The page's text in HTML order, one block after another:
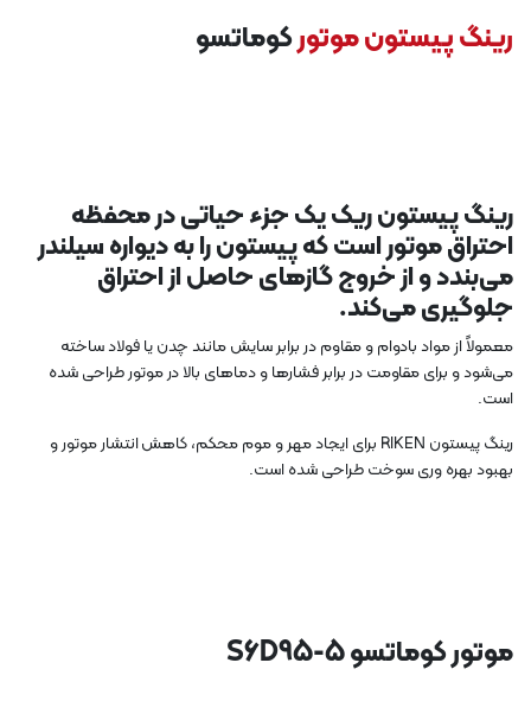
رینگ پیستون موتورکوماتسو
رینگ پیستونریکیک جزء حیاتی در محفظه
احتراق موتور است که پیستون را به دیواره سیلندر
می‌بندد و از خروج گازهای حاصل از احتراق
جلوگیری می‌کند.
معمولاً از مواد بادوام و مقاوم در برابر سایش مانند چدن یا فولاد ساخته
می‌شود و برای مقاومت در برابر فشارها و دماهای بالا در موتور طراحی شده
است.
رینگ پیستون RIKEN برای ایجاد مهر و موم محکم، کاهش انتشار موتور و
بهبود بهره وری سوخت طراحی شده است.
موتور کوماتسو S6D95-5